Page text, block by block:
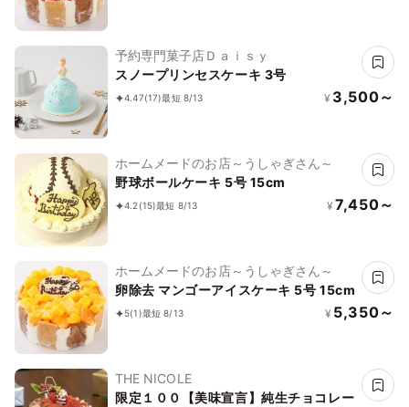
予約専門菓子店Ｄａｉｓｙ
スノープリンセスケーキ 3号
4.47(17)最短 8/13 ¥ 3,500～
ホームメードのお店～うしゃぎさん～
野球ボールケーキ 5号 15cm
4.2(15)最短 8/13 ¥ 7,450～
ホームメードのお店～うしゃぎさん～
卵除去 マンゴーアイスケーキ 5号 15cm
5(1)最短 8/13 ¥ 5,350～
THE NICOLE
限定１００【美味宣言】純生チョコレー